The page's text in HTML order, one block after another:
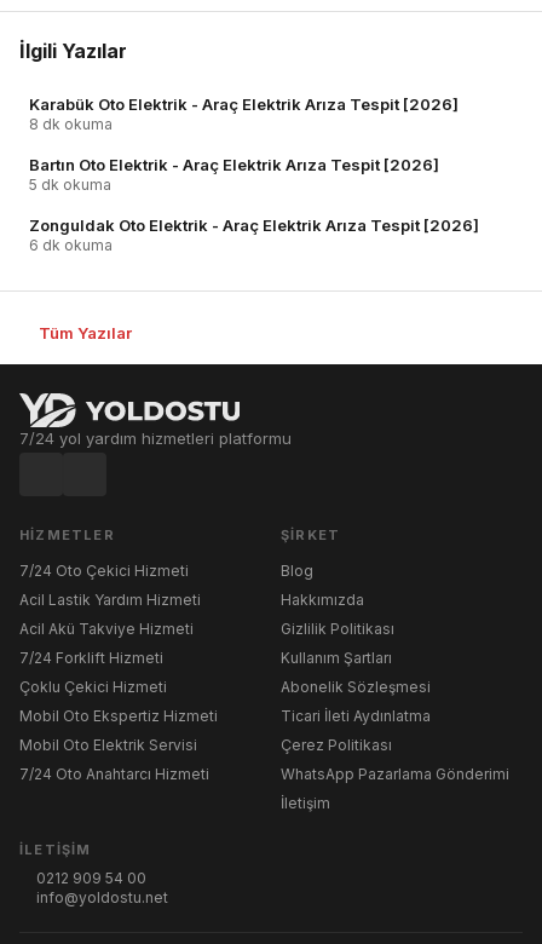
İlgili Yazılar
Karabük Oto Elektrik - Araç Elektrik Arıza Tespit [2026]
8 dk okuma
Bartın Oto Elektrik - Araç Elektrik Arıza Tespit [2026]
5 dk okuma
Zonguldak Oto Elektrik - Araç Elektrik Arıza Tespit [2026]
6 dk okuma
Tüm Yazılar
7/24 yol yardım hizmetleri platformu
HIZMETLER
7/24 Oto Çekici Hizmeti
Acil Lastik Yardım Hizmeti
Acil Akü Takviye Hizmeti
7/24 Forklift Hizmeti
Çoklu Çekici Hizmeti
Mobil Oto Ekspertiz Hizmeti
Mobil Oto Elektrik Servisi
7/24 Oto Anahtarcı Hizmeti
ŞIRKET
Blog
Hakkımızda
Gizlilik Politikası
Kullanım Şartları
Abonelik Sözleşmesi
Ticari İleti Aydınlatma
Çerez Politikası
WhatsApp Pazarlama Gönderimi
İletişim
İLETIŞIM
0212 909 54 00
info@yoldostu.net